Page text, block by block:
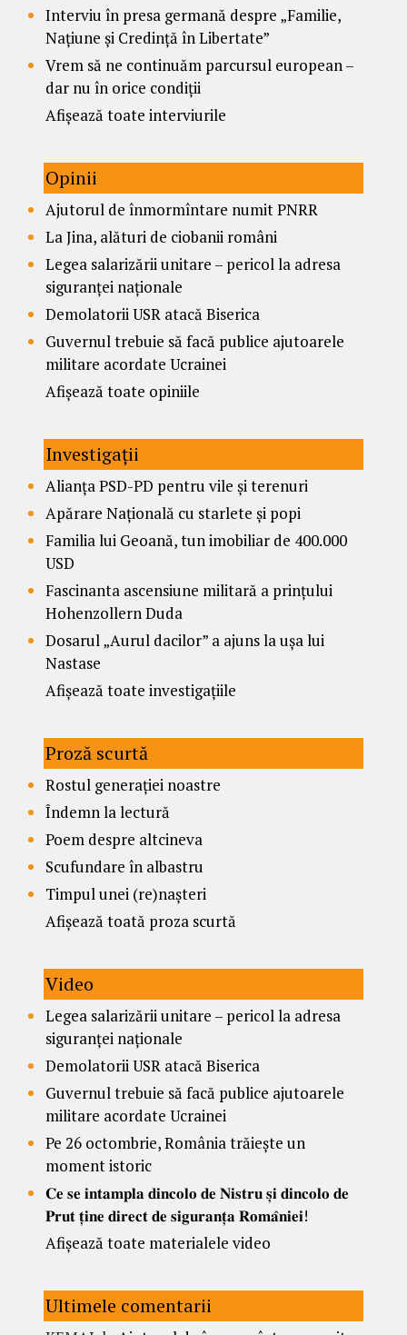
Interviu în presa germană despre „Familie,
Națiune și Credință în Libertate”
Vrem să ne continuăm parcursul european –
dar nu în orice condiții
Afișează toate interviurile
Opinii
Ajutorul de înmormîntare numit PNRR
La Jina, alături de ciobanii români
Legea salarizării unitare – pericol la adresa
siguranței naționale
Demolatorii USR atacă Biserica
Guvernul trebuie să facă publice ajutoarele
militare acordate Ucrainei
Afișează toate opiniile
Investigații
Alianța PSD-PD pentru vile și terenuri
Apărare Națională cu starlete și popi
Familia lui Geoană, tun imobiliar de 400.000
USD
Fascinanta ascensiune militară a prințului
Hohenzollern Duda
Dosarul „Aurul dacilor” a ajuns la ușa lui
Nastase
Afișează toate investigațiile
Proză scurtă
Rostul generației noastre
Îndemn la lectură
Poem despre altcineva
Scufundare în albastru
Timpul unei (re)nașteri
Afișează toată proza scurtă
Video
Legea salarizării unitare – pericol la adresa
siguranței naționale
Demolatorii USR atacă Biserica
Guvernul trebuie să facă publice ajutoarele
militare acordate Ucrainei
Pe 26 octombrie, România trăiește un
moment istoric
𝐂𝐞 𝐬𝐞 𝐢𝐧𝐭𝐚𝐦𝐩𝐥𝐚 𝐝𝐢𝐧𝐜𝐨𝐥𝐨 𝐝𝐞 𝐍𝐢𝐬𝐭𝐫𝐮 𝐬̦𝐢 𝐝𝐢𝐧𝐜𝐨𝐥𝐨 𝐝𝐞
𝐏𝐫𝐮𝐭 𝐭̦𝐢𝐧𝐞 𝐝𝐢𝐫𝐞𝐜𝐭 𝐝𝐞 𝐬𝐢𝐠𝐮𝐫𝐚𝐧𝐭̦𝐚 𝐑𝐨𝐦𝐚̂𝐧𝐢𝐞𝐢!
Afișează toate materialele video
Ultimele comentarii